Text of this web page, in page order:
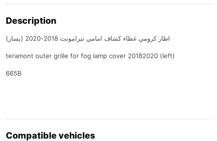
Description
اطار كرومي غطاء كشاف امامي تيرامونت 2018-2020 (يسار)
teramont outer grille for fog lamp cover 20182020 (left)
665B
Compatible vehicles